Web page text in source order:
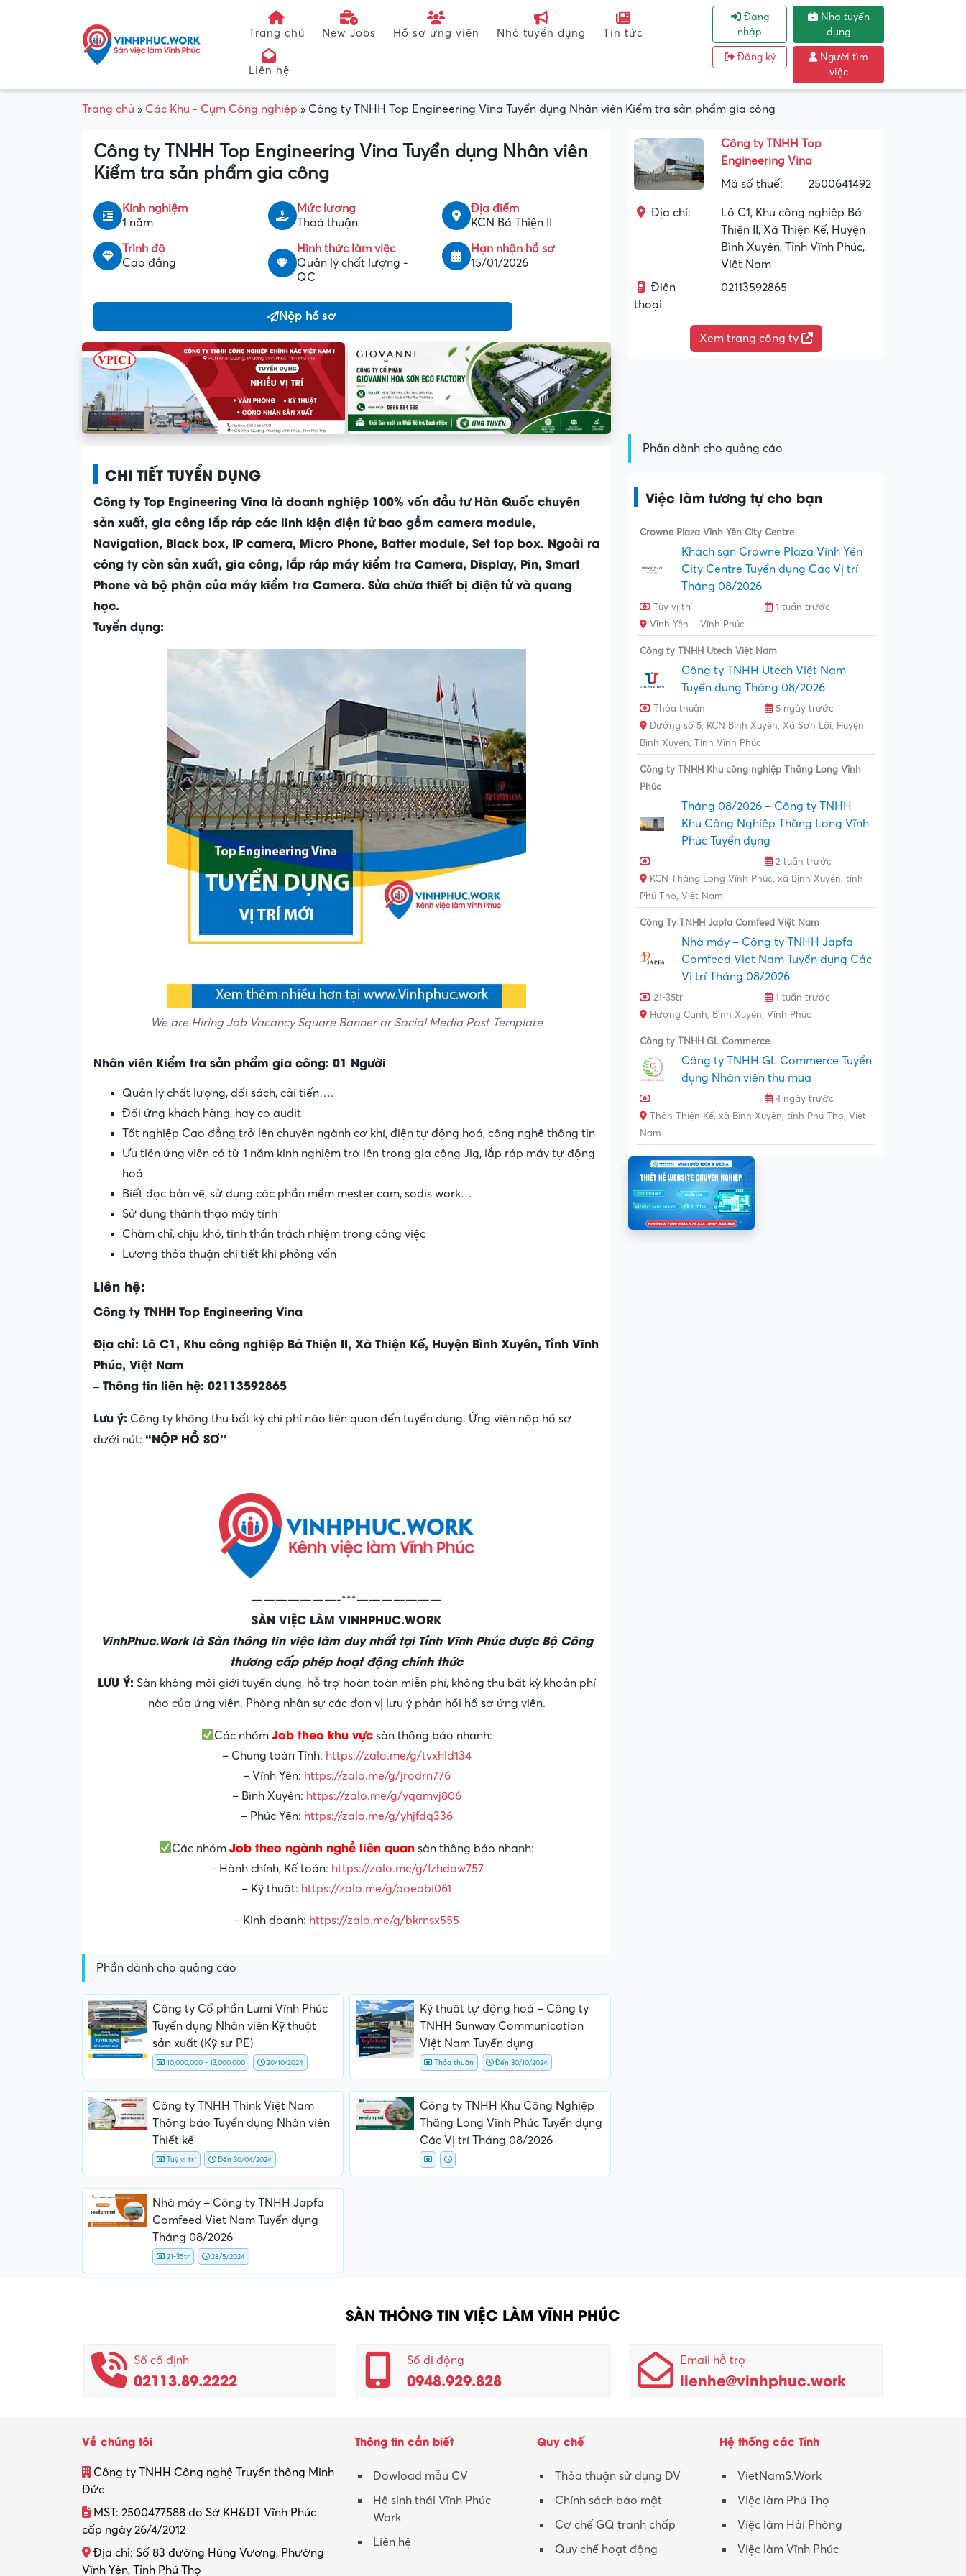
Trang chủ New Jobs Hồ sơ ứng viên Nhà tuyển dụng Tin tức
Liên hệ
Đăng
nhập
Đăng ký
Nhà tuyển
dụng
Người tìm
việc
Trang chủ » Các Khu - Cụm Công nghiệp » Công ty TNHH Top Engineering Vina Tuyển dụng Nhân viên Kiểm tra sản phẩm gia công
Công ty TNHH Top Engineering Vina Tuyển dụng Nhân viên
Kiểm tra sản phẩm gia công
Kinh nghiệm
1 năm
Mức lương
Thoả thuận
Địa điểm
KCN Bá Thiện II
Trình độ
Cao đẳng
Hình thức làm việc
Quản lý chất lượng -
QC
Hạn nhận hồ sơ
15/01/2026
Nộp hồ sơ
Công ty TNHH Top
Engineering Vina
Mã số thuế:
2500641492
Địa chỉ:
Lô C1, Khu công nghiệp Bá
Thiện II, Xã Thiện Kế, Huyện
Bình Xuyên, Tỉnh Vĩnh Phúc,
Việt Nam
Điện
thoại
02113592865
Xem trang công ty
CHI TIẾT TUYỂN DỤNG
Công ty Top Engineering Vina là doanh nghiệp 100% vốn đầu tư Hàn Quốc chuyên
sản xuất, gia công lắp ráp các linh kiện điện tử bao gồm camera module,
Navigation, Black box, IP camera, Micro Phone, Batter module, Set top box. Ngoài ra
công ty còn sản xuất, gia công, lắp ráp máy kiểm tra Camera, Display, Pin, Smart
Phone và bộ phận của máy kiểm tra Camera. Sửa chữa thiết bị điện tử và quang
học.
Tuyển dụng:
We are Hiring Job Vacancy Square Banner or Social Media Post Template
Nhân viên Kiểm tra sản phẩm gia công: 01 Người
Quản lý chất lượng, đối sách, cải tiến….
Đối ứng khách hàng, hay co audit
Tốt nghiệp Cao đẳng trở lên chuyên ngành cơ khí, điện tự động hoá, công nghê thông tin
Ưu tiên ứng viên có từ 1 năm kinh nghiệm trở lên trong gia công Jig, lắp ráp máy tự động
hoá
Biết đọc bản vẽ, sử dụng các phần mềm mester cam, sodis work…
Sử dụng thành thạo máy tính
Chăm chỉ, chịu khó, tinh thần trách nhiệm trong công việc
Lương thỏa thuận chi tiết khi phỏng vấn
Liên hệ:
Công ty TNHH Top Engineering Vina
Địa chỉ: Lô C1, Khu công nghiệp Bá Thiện II, Xã Thiện Kế, Huyện Bình Xuyên, Tỉnh Vĩnh
Phúc, Việt Nam
– Thông tin liên hệ: 02113592865
Lưu ý: Công ty không thu bất kỳ chi phí nào liên quan đến tuyển dụng. Ứng viên nộp hồ sơ
dưới nút: “NỘP HỒ SƠ”
———————-***———————
SÀN VIỆC LÀM VINHPHUC.WORK
VinhPhuc.Work là Sàn thông tin việc làm duy nhất tại Tỉnh Vĩnh Phúc được Bộ Công
thương cấp phép hoạt động chính thức
LƯU Ý: Sàn không môi giới tuyển dụng, hỗ trợ hoàn toàn miễn phí, không thu bất kỳ khoản phí
nào của ứng viên. Phòng nhân sự các đơn vị lưu ý phản hồi hồ sơ ứng viên.
Các nhóm Job theo khu vựcsàn thông báo nhanh:
– Chung toàn Tỉnh: https://zalo.me/g/tvxhld134
– Vĩnh Yên: https://zalo.me/g/jrodrn776
– Bình Xuyên: https://zalo.me/g/yqamvj806
– Phúc Yên: https://zalo.me/g/yhjfdq336
Các nhómJob theo ngành nghề liên quan sàn thông báo nhanh:
– Hành chính, Kế toán: https://zalo.me/g/fzhdow757
– Kỹ thuật: https://zalo.me/g/ooeobi061
– Kinh doanh: https://zalo.me/g/bkrnsx555
Phần dành cho quảng cáo
Công ty Cổ phần Lumi Vĩnh Phúc
Tuyển dụng Nhân viên Kỹ thuật
sản xuất (Kỹ sư PE)
10,000,000 - 13,000,000 20/10/2024
Kỹ thuật tự động hoá – Công ty
TNHH Sunway Communication
Việt Nam Tuyển dụng
Thỏa thuận Đến 30/10/2024
Công ty TNHH Think Việt Nam
Thông báo Tuyển dụng Nhân viên
Thiết kế
Tuỳ vị trí Đến 30/04/2024
Công ty TNHH Khu Công Nghiệp
Thăng Long Vĩnh Phúc Tuyển dụng
Các Vị trí Tháng 08/2026
Nhà máy – Công ty TNHH Japfa
Comfeed Viet Nam Tuyển dụng
Tháng 08/2026
21-35tr 28/5/2024
Phần dành cho quảng cáo
Việc làm tương tự cho bạn
Crowne Plaza Vĩnh Yên City Centre
Khách sạn Crowne Plaza Vĩnh Yên
City Centre Tuyển dụng Các Vị trí
Tháng 08/2026
Tùy vị trí
1 tuần trước
Vĩnh Yên – Vĩnh Phúc
Công ty TNHH Utech Việt Nam
Công ty TNHH Utech Việt Nam
Tuyển dụng Tháng 08/2026
Thỏa thuận
5 ngày trước
Đường số 5, KCN Bình Xuyên, Xã Sơn Lôi, Huyện
Bình Xuyên, Tỉnh Vĩnh Phúc
Công ty TNHH Khu công nghiệp Thăng Long Vĩnh
Phúc
Tháng 08/2026 – Công ty TNHH
Khu Công Nghiệp Thăng Long Vĩnh
Phúc Tuyển dụng
2 tuần trước
KCN Thăng Long Vĩnh Phúc, xã Bình Xuyên, tỉnh
Phú Thọ, Việt Nam
Công Ty TNHH Japfa Comfeed Việt Nam
Nhà máy – Công ty TNHH Japfa
Comfeed Viet Nam Tuyển dụng Các
Vị trí Tháng 08/2026
21-35tr
1 tuần trước
Hương Canh, Bình Xuyên, Vĩnh Phúc
Công ty TNHH GL Commerce
Công ty TNHH GL Commerce Tuyển
dụng Nhân viên thu mua
4 ngày trước
Thôn Thiện Kế, xã Bình Xuyên, tỉnh Phú Thọ, Việt
Nam
SÀN THÔNG TIN VIỆC LÀM VĨNH PHÚC
Số cố định
02113.89.2222
Số di động
0948.929.828
Email hỗ trợ
lienhe@vinhphuc.work
Về chúng tôi
Công ty TNHH Công nghệ Truyền thông Minh
Đức
MST: 2500477588 do Sở KH&ĐT Vĩnh Phúc
cấp ngày 26/4/2012
Địa chỉ: Số 83 đường Hùng Vương, Phường
Vĩnh Yên, Tỉnh Phú Thọ
Thông tin cần biết
Dowload mẫu CV
Hệ sinh thái Vĩnh Phúc
Work
Liên hệ
Quy chế
Thỏa thuận sử dụng DV
Chính sách bảo mật
Cơ chế GQ tranh chấp
Quy chế hoạt động
Hệ thống các Tỉnh
VietNamS.Work
Việc làm Phú Thọ
Việc làm Hải Phòng
Việc làm Vĩnh Phúc